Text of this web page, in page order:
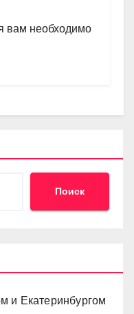
и
вам необходимо
Поиск
и Екатеринбургом